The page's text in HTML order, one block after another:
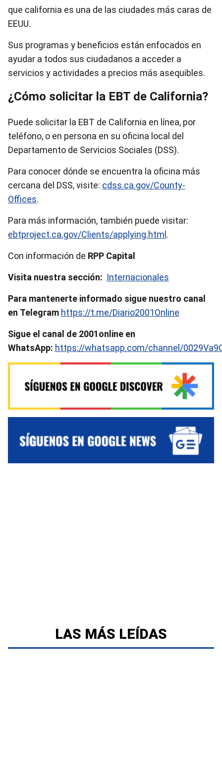
que california es una de las ciudades más caras de
EEUU.
Sus programas y beneficios están enfocados en
ayudar a todos sus ciudadanos a acceder a
servicios y actividades a precios más asequibles.
¿Cómo solicitar la EBT de California?
Puede solicitar la EBT de California en línea, por
teléfono, o en persona en su oficina local del
Departamento de Servicios Sociales (DSS).
Para conocer dónde se encuentra la oficina más
cercana del DSS, visite: cdss.ca.gov/County-
Offices.
Para más información, también puede visitar:
ebtproject.ca.gov/Clients/applying.html .
Con información de RPP Capital
Visita nuestra sección: Internacionales
Para mantenerte informado sigue nuestro canal
en Telegram https://t.me/Diario2001Online
Sigue el canal de 2001online en
WhatsApp: https://whatsapp.com/channel/
LAS MÁS LEÍDAS